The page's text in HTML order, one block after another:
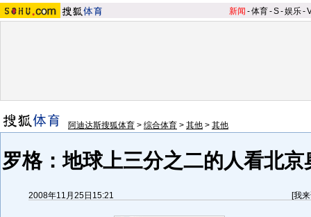
新闻 -体育-S-娱乐-
阿迪达斯搜狐体育 > 综合体育 > 其他 > 其他
罗格：地球上三分之二的人看北
2008年11月25日15:21 [我